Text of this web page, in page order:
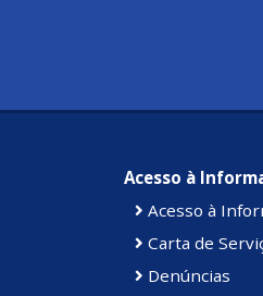
Acesso à
Acesso à
Carta de
Denúncias